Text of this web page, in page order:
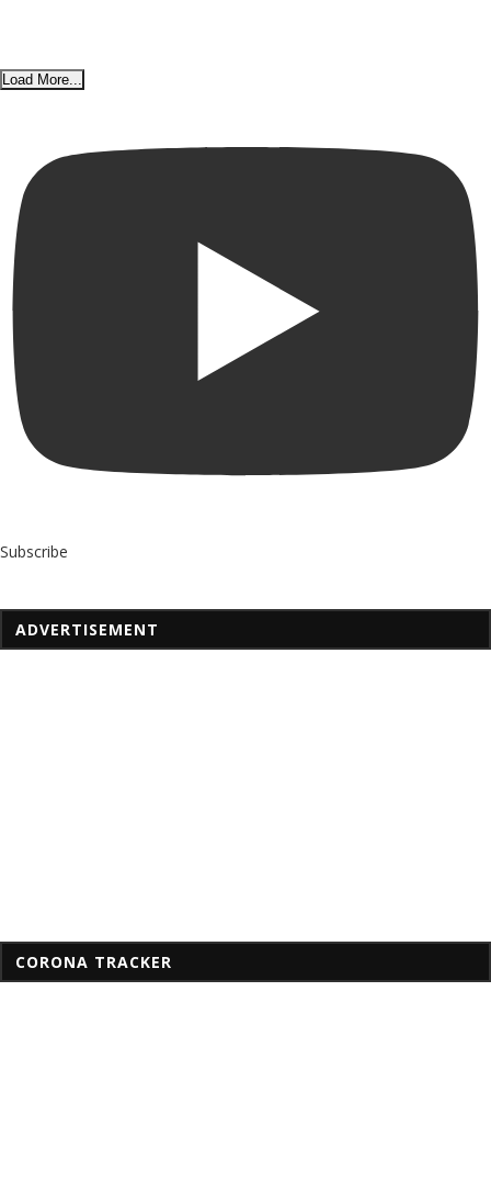
Load More...
Subscribe
ADVERTISEMENT
CORONA TRACKER